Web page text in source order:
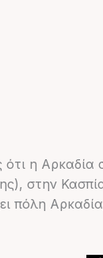
η Αρκαδία
στην
πόλη